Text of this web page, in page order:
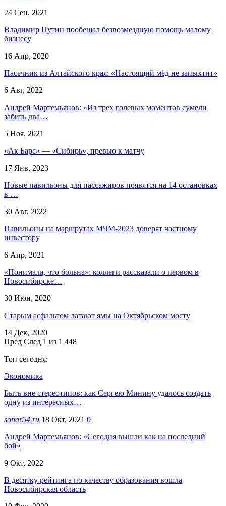
24 Сен, 2021
Владимир Путин пообещал безвозмездную помощь малому
бизнесу
16 Апр, 2020
Пасечник из Алтайского края: «Настоящий мёд не запыхтит»
6 Авг, 2022
Андрей Мартемьянов: «Из трех голевых моментов сумели
забить два…
5 Ноя, 2021
«Ак Барс» — «Сибирь», превью к матчу
17 Янв, 2023
Новые павильоны для пассажиров появятся на 14 остановках
в …
30 Авг, 2022
Павильоны на маршрутах МЧМ-2023 доверят частному
инвестору
6 Апр, 2021
«Понимала, что больна»: коллеги рассказали о первом в
Новосибирске…
30 Июн, 2020
Старым асфальтом латают ямы на Октябрьском мосту
14 Дек, 2020
Пред След 1 из 1 448
Топ сегодня:
Экономика
Быть вне стереотипов: как Сергею Минину удалось создать
одну из интересных…
sonar54.ru 18 Окт, 2021 0
Андрей Мартемьянов: «Сегодня вышли как на последний
бой»
9 Окт, 2022
В десятку рейтинга по качеству образования вошла
Новосибирская область